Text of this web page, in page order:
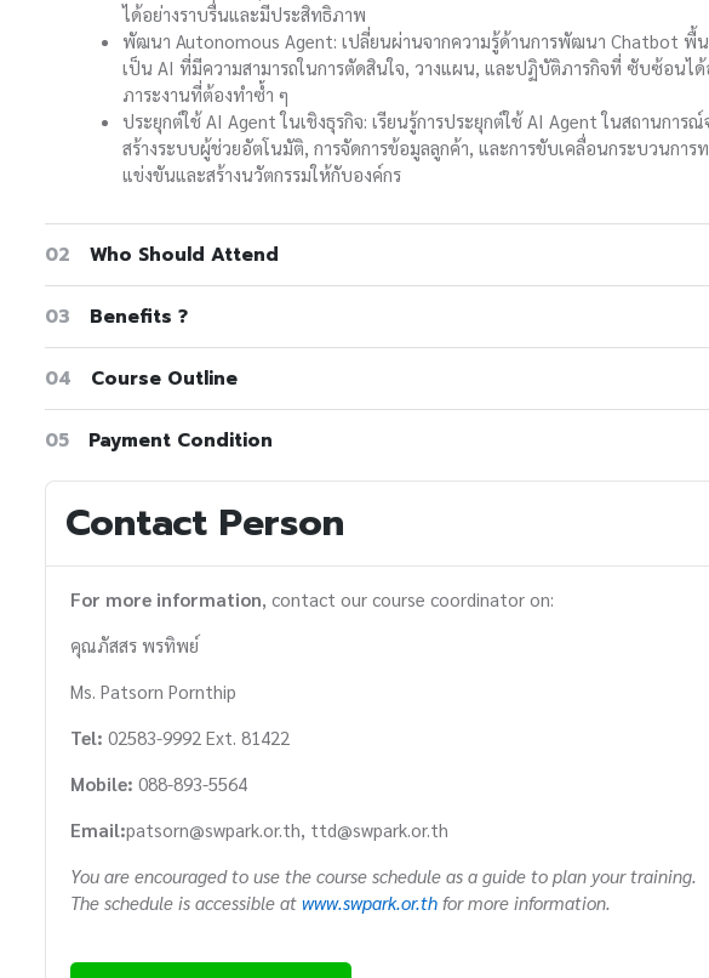
ได้อย่างราบรื่นและมีประสิทธิภาพ
พัฒนา Autonomous Agent: เปลี่ยนผ่านจากความรู้ด้านการพัฒนา Chatbot พื้น
เป็น AI ที่มีความสามารถในการตัดสินใจ, วางแผน, และปฏิบัติภารกิจที่ ซับซ้อนไ
ภาระงานที่ต้องทำซํ้า ๆ
ประยุกต์ใช้ AI Agent ในเชิงธุรกิจ: เรียนรู้การประยุกต์ใช้ AI Agent ในสถานการ
สร้างระบบผู้ช่วยอัตโนมัติ, การจัดการข้อมูลลูกค้า, และการขับเคลื่อนกระบวนการ
แข่งขันและสร้างนวัตกรรมให้กับองค์กร
02 Who Should Attend
03 Benefits ?
04 Course Outline
05 Payment Condition
Contact Person
For more information, contact our course coordinator on:
คุณภัสสร พรทิพย์
Ms. Patsorn Pornthip
Tel: 02583-9992 Ext. 81422
Mobile: 088-893-5564
Email:patsorn@swpark.or.th, ttd@swpark.or.th
You are encouraged to use the course schedule as a guide to plan your training.
The schedule is accessible at www.swpark.or.th for more information.